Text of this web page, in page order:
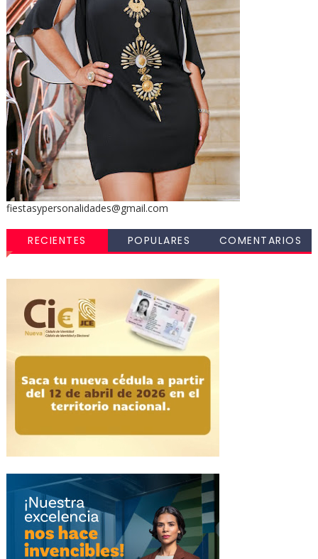
fiestasypersonalidades@gmail.com
RECIENTES POPULARES COMENTARIOS